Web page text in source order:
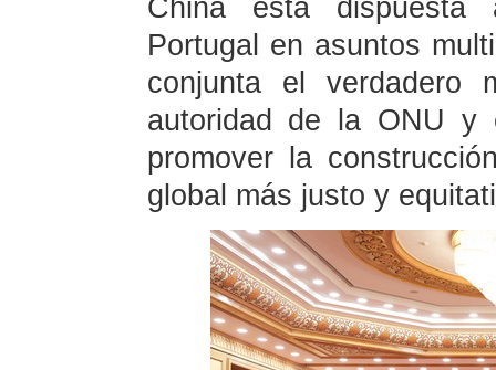
China está dispuesta
Portugal en asuntos
conjunta el verdadero
autoridad de la ONU y
promover la
global más justo y